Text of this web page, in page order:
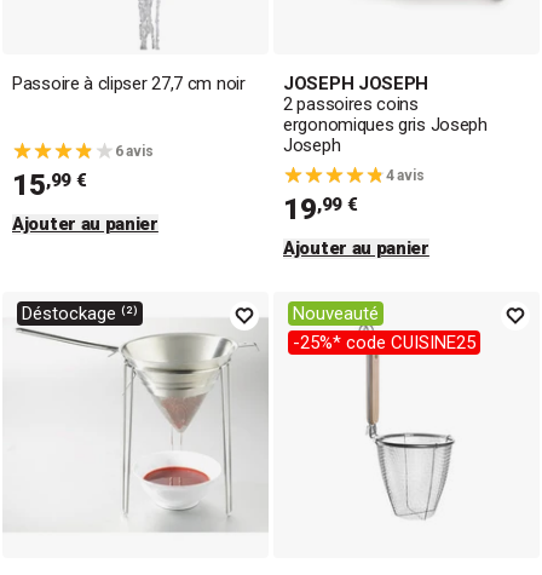
Passoire à clipser 27,7 cm noir
6 avis
15,99 €
Ajouter au panier
JOSEPH JOSEPH
2 passoires coins
ergonomiques gris Joseph
Joseph
4 avis
19,99 €
Ajouter au panier
Déstockage ⁽²⁾
Nouveauté
-25%* code CUISINE25